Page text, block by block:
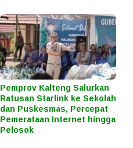
Pemprov Kalteng Salurkan
Ratusan Starlink ke Sekolah
dan Puskesmas, Percepat
Pemerataan Internet hingga
Pelosok